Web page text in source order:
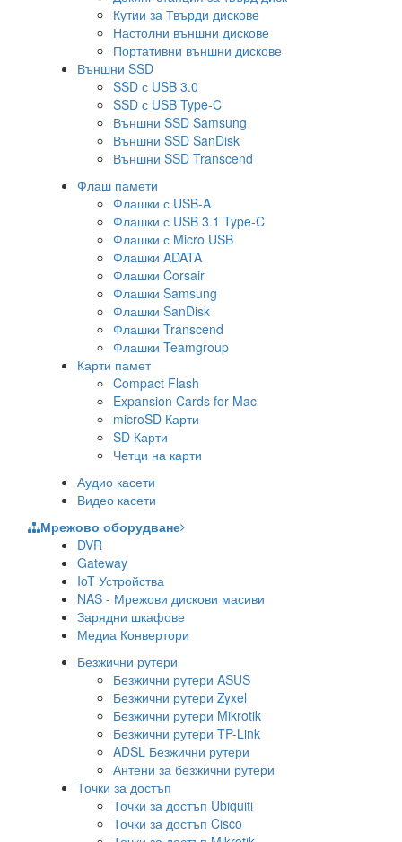
Кутии за Твърди дискове
Настолни външни дискове
Портативни външни дискове
Външни SSD
SSD с USB 3.0
SSD с USB Type-C
Външни SSD Samsung
Външни SSD SanDisk
Външни SSD Transcend
Флаш памети
Флашки с USB-A
Флашки с USB 3.1 Type-C
Флашки с Micro USB
Флашки ADATA
Флашки Corsair
Флашки Samsung
Флашки SanDisk
Флашки Transcend
Флашки Teamgroup
Карти памет
Compact Flash
Expansion Cards for Mac
microSD Карти
SD Карти
Четци на карти
Аудио касети
Видео касети
Мрежово оборудване
DVR
Gateway
IoT Устройства
NAS - Мрежови дискови масиви
Зарядни шкафове
Медиа Конвертори
Безжични рутери
Безжични рутери ASUS
Безжични рутери Zyxel
Безжични рутери Mikrotik
Безжични рутери TP-Link
ADSL Безжични рутери
Антени за безжични рутери
Точки за достъп
Точки за достъп Ubiquiti
Точки за достъп Cisco